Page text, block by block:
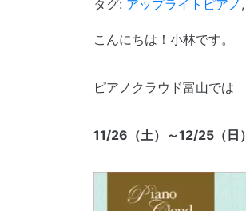
タグ: アップライトピアノ ,
こんにちは！小林です。
ピアノクラウド富山では
11/26（土）～12/25（日）